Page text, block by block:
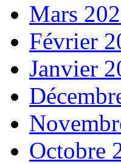
Mars
Février
Janvier
Octobre